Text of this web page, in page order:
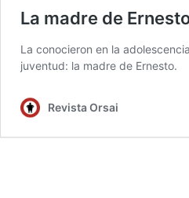
La madre de
La conocieron en la
juventud: la madre de Ernesto.
Revista Orsai